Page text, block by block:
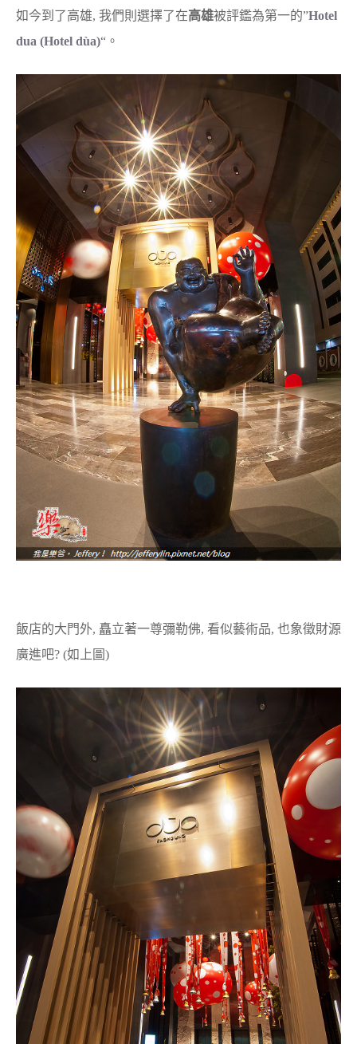
如今到了高雄, 我們則選擇了在高雄被評鑑為第一的”Hotel
dua (Hotel dùa)“。
飯店的大門外, 矗立著一尊彌勒佛, 看似藝術品, 也象徵財源
廣進吧? (如上圖)